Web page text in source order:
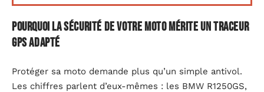
Pourquoi la sécurité de votre moto mérite un traceur
GPS adapté
Protéger sa moto demande plus qu’un simple antivol.
Les chiffres parlent d’eux-mêmes : les BMW R1250GS,